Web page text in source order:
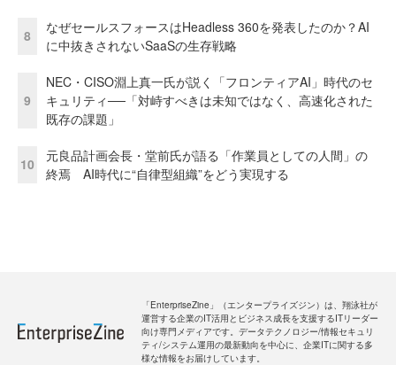
8
なぜセールスフォースはHeadless 360を発表したのか？AI
に中抜きされないSaaSの生存戦略
9
NEC・CISO淵上真一氏が説く「フロンティアAI」時代のセ
キュリティ──「対峙すべきは未知ではなく、高速化された
既存の課題」
10
元良品計画会長・堂前氏が語る「作業員としての人間」の
終焉 AI時代に“自律型組織”をどう実現する
「EnterpriseZine」（エンタープライズジン）は、翔泳社が
運営する企業のIT活用とビジネス成長を支援するITリーダー
向け専門メディアです。データテクノロジー/情報セキュリ
ティ/システム運用の最新動向を中心に、企業ITに関する多
様な情報をお届けしています。